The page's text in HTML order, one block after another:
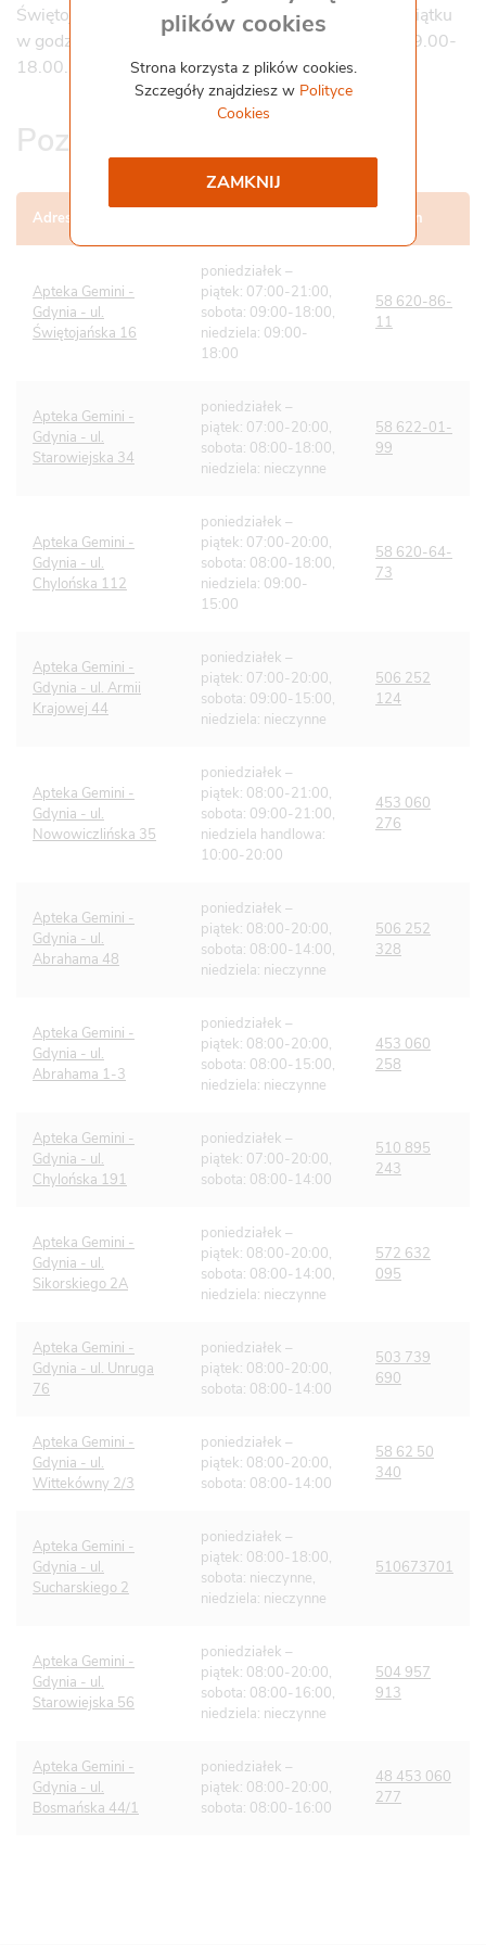
Współpraca i kontakt
Pliki do pobrania
Staż
Gemini Praca
Świętojańskiej 16 i jest czynna od poniedziałku do piątku
w godzinach 7.00-21.00, oraz w soboty i niedziele 9.00-
18.00.
Pozostałe apteki w Gdyni
Adres apteki Telefon
Apteka Gemini -
Gdynia - ul.
Świętojańska 16
poniedziałek –
piątek: 07:00-21:00,
sobota: 09:00-18:00,
niedziela: 09:00-
18:00
58 620-86-
11
Apteka Gemini -
Gdynia - ul.
Starowiejska 34
poniedziałek –
piątek: 07:00-20:00,
sobota: 08:00-18:00,
niedziela: nieczynne
58 622-01-
99
Apteka Gemini -
Gdynia - ul.
Chylońska 112
poniedziałek –
piątek: 07:00-20:00,
sobota: 08:00-18:00,
niedziela: 09:00-
15:00
58 620-64-
73
Apteka Gemini -
Gdynia - ul. Armii
Krajowej 44
poniedziałek –
piątek: 07:00-20:00,
sobota: 09:00-15:00,
niedziela: nieczynne
506 252
124
Apteka Gemini -
Gdynia - ul.
Nowowiczlińska 35
poniedziałek –
piątek: 08:00-21:00,
sobota: 09:00-21:00,
niedziela handlowa:
10:00-20:00
453 060
276
Apteka Gemini -
Gdynia - ul.
Abrahama 48
poniedziałek –
piątek: 08:00-20:00,
sobota: 08:00-14:00,
niedziela: nieczynne
506 252
328
Apteka Gemini -
Gdynia - ul.
Abrahama 1-3
poniedziałek –
piątek: 08:00-20:00,
sobota: 08:00-15:00,
niedziela: nieczynne
453 060
258
Apteka Gemini -
Gdynia - ul.
Chylońska 191
poniedziałek –
piątek: 07:00-20:00,
sobota: 08:00-14:00
510 895
243
Apteka Gemini -
Gdynia - ul.
Sikorskiego 2A
poniedziałek –
piątek: 08:00-20:00,
sobota: 08:00-14:00,
niedziela: nieczynne
572 632
095
Apteka Gemini -
Gdynia - ul. Unruga
76
poniedziałek –
piątek: 08:00-20:00,
sobota: 08:00-14:00
503 739
690
Apteka Gemini -
Gdynia - ul.
Wittekówny 2/3
poniedziałek –
piątek: 08:00-20:00,
sobota: 08:00-14:00
58 62 50
340
Apteka Gemini -
Gdynia - ul.
Sucharskiego 2
poniedziałek –
piątek: 08:00-18:00,
sobota: nieczynne,
niedziela: nieczynne
510673701
Apteka Gemini -
Gdynia - ul.
Starowiejska 56
poniedziałek –
piątek: 08:00-20:00,
sobota: 08:00-16:00,
niedziela: nieczynne
504 957
913
Apteka Gemini -
Gdynia - ul.
Bosmańska 44/1
poniedziałek –
piątek: 08:00-20:00,
sobota: 08:00-16:00
48 453 060
277
plików cookies
Strona korzysta z plików cookies.
Szczegóły znajdziesz w Polityce
Cookies
ZAMKNIJ